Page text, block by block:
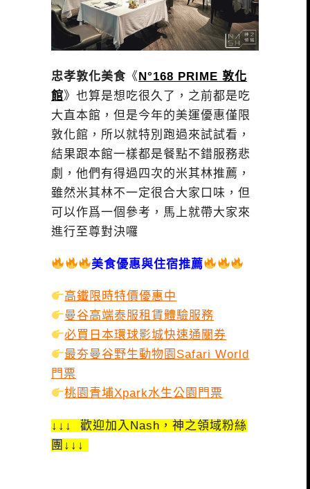
忠孝敦化美食 《N°168 PRIME 敦化
館》也算是想吃很久了，之前都是吃
大直本館，但是今年的美運優惠僅限
敦化館，所以就特別跑過來試試看，
結果跟本館一樣都是餐點不錯服務悲
劇，他們有得過四次的米其林推薦，
雖然米其林不一定很合大家口味，但
可以作爲一個參考，馬上就帶大家來
進行至尊對決囉
美食優惠與住宿推薦
高鐵限時特價優惠中
曼谷高端泰服租賃體驗服務
必買日本環球影城快速通關券
最夯曼谷野生動物園Safari World
門票
桃園青埔Xpark水生公園門票
↓↓↓ 歡迎加入Nash，神之領域粉絲
團↓↓↓